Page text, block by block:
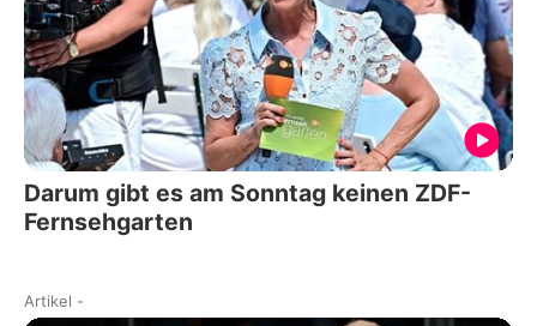
Darum gibt es am Sonntag keinen ZDF-
Fernsehgarten
Artikel -